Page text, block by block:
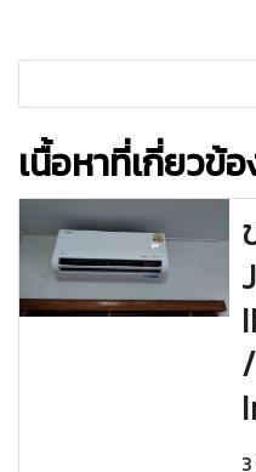
เนื้อหาที่เกี่ยวข้